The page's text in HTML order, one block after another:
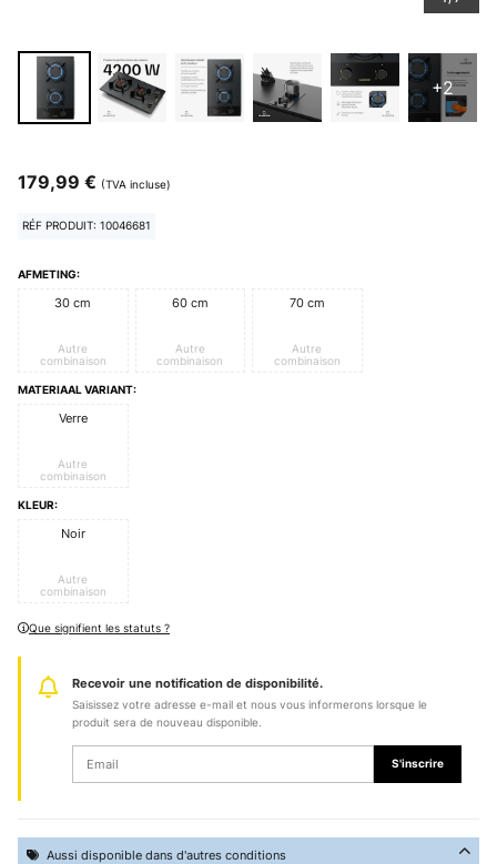
+2
179,99 € (TVA incluse)
RÉF PRODUIT: 10046681
AFMETING:
30 cm
Autre
combinaison
60 cm
Autre
combinaison
70 cm
Autre
combinaison
MATERIAAL VARIANT:
Verre
Autre
combinaison
KLEUR:
Noir
Autre
combinaison
Que signifient les statuts ?
Recevoir une notification de disponibilité.
Saisissez votre adresse e-mail et nous vous informerons lorsque le
produit sera de nouveau disponible.
S'inscrire
Aussi disponible dans d'autres conditions